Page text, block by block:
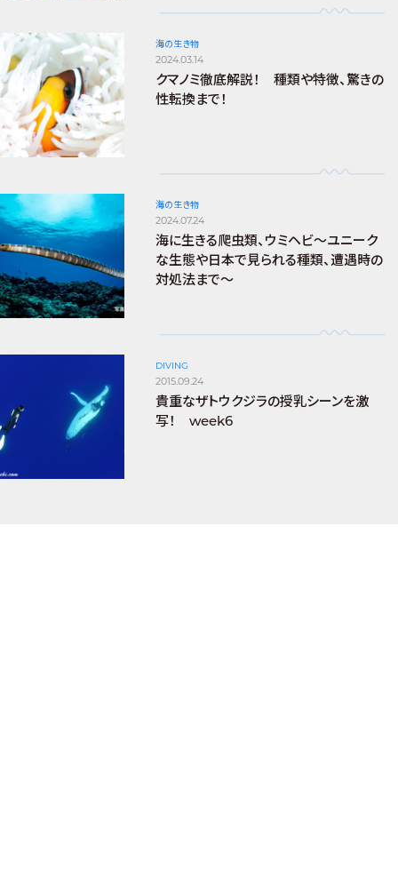
海の生き物
2024.03.14
クマノミ徹底解説！ 種類や特徴、驚きの
性転換まで！
海の生き物
2024.07.24
海に生きる爬虫類、ウミヘビ～ユニーク
な生態や日本で見られる種類、遭遇時の
対処法まで～
DIVING
2015.09.24
貴重なザトウクジラの授乳シーンを激
写！ week6